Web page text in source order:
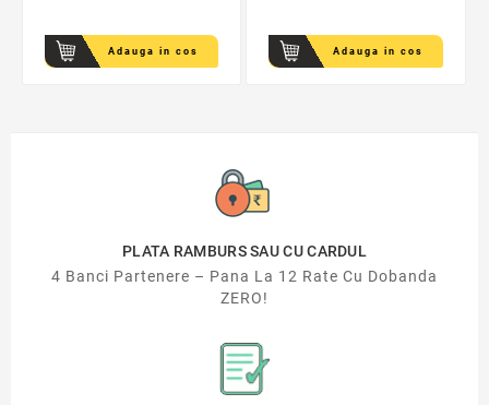
Adauga in cos Adauga in cos
PLATA RAMBURS SAU CU CARDUL
4 Banci Partenere – Pana La 12 Rate Cu Dobanda
ZERO!